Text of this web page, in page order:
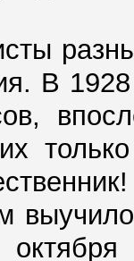
В